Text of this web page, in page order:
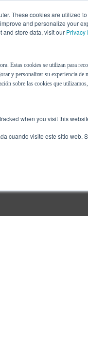
These cookies are utilized
and personalize your
and store data, visit our Privacy
Estas cookies se utilizan para
y personalizar su experiencia
sobre las cookies que
when you visit this
cuando visite este sitio
Recursos